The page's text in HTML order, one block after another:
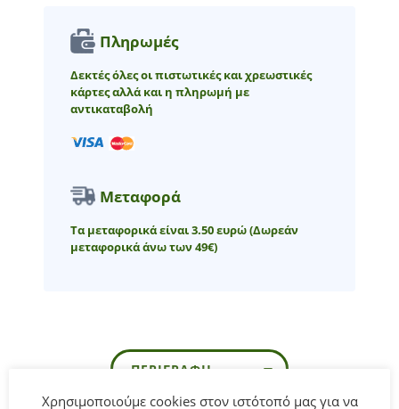
Πληρωμές
Δεκτές όλες οι πιστωτικές και χρεωστικές
κάρτες αλλά και η πληρωμή με
αντικαταβολή
Μεταφορά
Τα μεταφορικά είναι 3.50 ευρώ(Δωρεάν
μεταφορικά άνω των 49€)
ΠΕΡΙΓΡΑΦΉ
Χρησιμοποιούμε cookies στον ιστότοπό μας για να